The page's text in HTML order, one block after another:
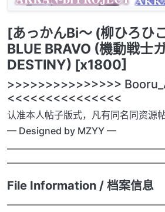
[あっかんBi～ (柳ひろひ
BLUE BRAVO (機動戦士
DESTINY) [x1800]
>>>>>>>>>>>>>>>
<<<<<<<<<<<<<<<
认准本人帖子版式，凡有同名同资源
— Designed by MZYY —
File Information / 档案信息